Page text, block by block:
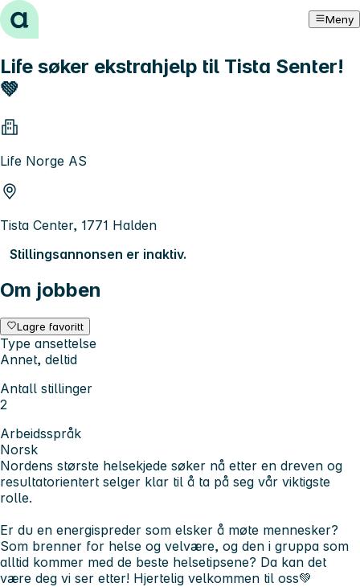
Hopp til innhold Meny
Life søker ekstrahjelp til Tista Senter!
💚
Life Norge AS
Tista Center, 1771 Halden
Stillingsannonsen er inaktiv.
Om jobben
Lagre favoritt
Type ansettelse
Annet, deltid
Antall stillinger
2
Arbeidsspråk
Norsk
Nordens største helsekjede søker nå etter en dreven og
resultatorientert selger klar til å ta på seg vår viktigste
rolle.
Er du en energispreder som elsker å møte mennesker?
Som brenner for helse og velvære, og den i gruppa som
alltid kommer med de beste helsetipsene? Da kan det
være deg vi ser etter! Hjertelig velkommen til oss💚